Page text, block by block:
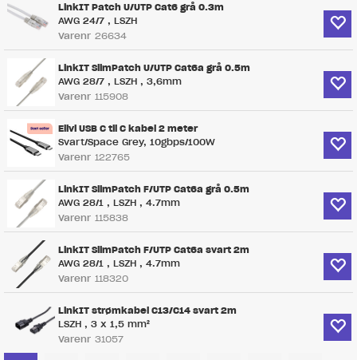
LinkIT Patch U/UTP Cat6 grå 0.3m
AWG 24/7 , LSZH
Varenr 26634
LinkIT SlimPatch U/UTP Cat6a grå 0.5m
AWG 28/7 , LSZH , 3,6mm
Varenr 115908
Elivi USB C til C kabel 2 meter
Svart/Space Grey, 10gbps/100W
Varenr 122765
LinkIT SlimPatch F/UTP Cat6a grå 0.5m
AWG 28/1 , LSZH , 4.7mm
Varenr 115838
LinkIT SlimPatch F/UTP Cat6a svart 2m
AWG 28/1 , LSZH , 4.7mm
Varenr 118320
LinkIT strømkabel C13/C14 svart 2m
LSZH , 3 x 1,5 mm²
Varenr 31057